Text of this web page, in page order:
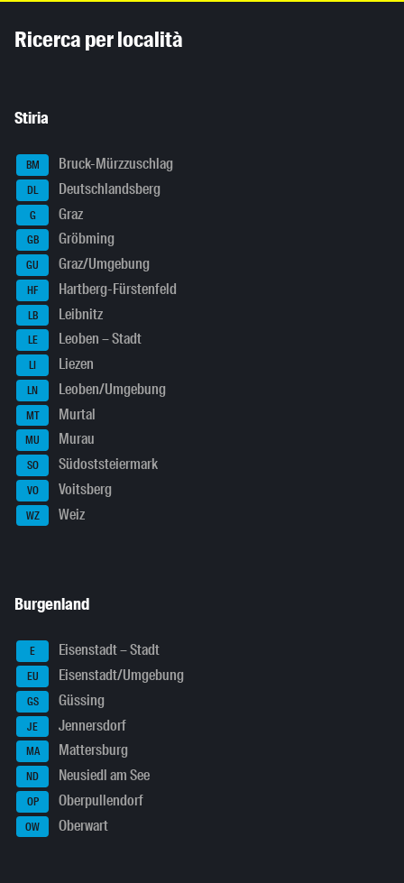
Ricerca per località
Stiria
BM Bruck-Mürzzuschlag
DL Deutschlandsberg
G Graz
GB Gröbming
GU Graz/Umgebung
HF Hartberg-Fürstenfeld
LB Leibnitz
LE Leoben – Stadt
LI Liezen
LN Leoben/Umgebung
MT Murtal
MU Murau
SO Südoststeiermark
VO Voitsberg
WZ Weiz
Burgenland
E Eisenstadt – Stadt
EU Eisenstadt/Umgebung
GS Güssing
JE Jennersdorf
MA Mattersburg
ND Neusiedl am See
OP Oberpullendorf
OW Oberwart